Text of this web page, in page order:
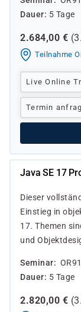
Dauer
5 Tage
2.684,00 € (
Teilnahme
Live Online
Termin
Java SE 17
Dieser
Einstieg in
17. Themen
und
Seminar
Dauer
5 Tage
2.820,00 € (